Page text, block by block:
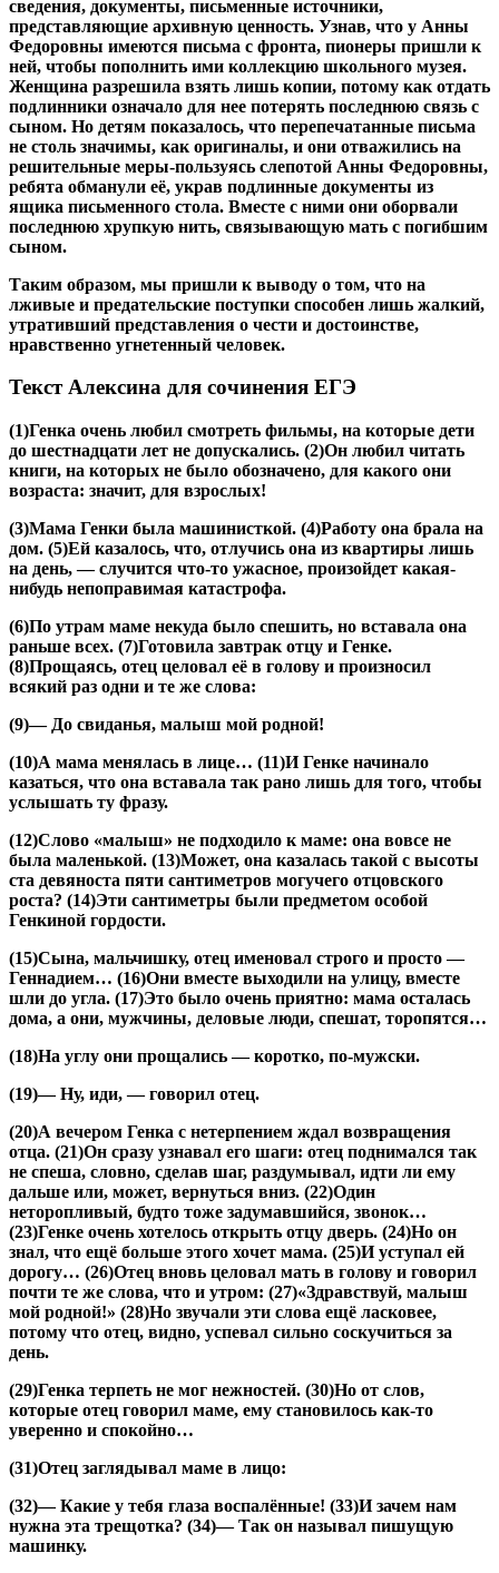
сведения, документы, письменные источники,
представляющие архивную ценность. Узнав, что у Анны
Федоровны имеются письма с фронта, пионеры пришли к
ней, чтобы пополнить ими коллекцию школьного музея.
Женщина разрешила взять лишь копии, потому как отдать
подлинники означало для нее потерять последнюю связь с
сыном. Но детям показалось, что перепечатанные письма
не столь значимы, как оригиналы, и они отважились на
решительные меры-пользуясь слепотой Анны Федоровны,
ребята обманули её, украв подлинные документы из
ящика письменного стола. Вместе с ними они оборвали
последнюю хрупкую нить, связывающую мать с погибшим
сыном.
Таким образом, мы пришли к выводу о том, что на
лживые и предательские поступки способен лишь жалкий,
утративший представления о чести и достоинстве,
нравственно угнетенный человек.
Текст Алексина для сочинения ЕГЭ
(1)Генка очень любил смотреть фильмы, на которые дети
до шестнадцати лет не допускались. (2)Он любил читать
книги, на которых не было обозначено, для какого они
возраста: значит, для взрослых!
(3)Мама Генки была машинисткой. (4)Работу она брала на
дом. (5)Ей казалось, что, отлучись она из квартиры лишь
на день, — случится что-то ужасное, произойдет какая-
нибудь непоправимая катастрофа.
(6)По утрам маме некуда было спешить, но вставала она
раньше всех. (7)Готовила завтрак отцу и Генке.
(8)Прощаясь, отец целовал её в голову и произносил
всякий раз одни и те же слова:
(9)— До свиданья, малыш мой родной!
(10)А мама менялась в лице… (11)И Генке начинало
казаться, что она вставала так рано лишь для того, чтобы
услышать ту фразу.
(12)Слово «малыш» не подходило к маме: она вовсе не
была маленькой. (13)Может, она казалась такой с высоты
ста девяноста пяти сантиметров могучего отцовского
роста? (14)Эти сантиметры были предметом особой
Генкиной гордости.
(15)Сына, мальчишку, отец именовал строго и просто —
Геннадием… (16)Они вместе выходили на улицу, вместе
шли до угла. (17)Это было очень приятно: мама осталась
дома, а они, мужчины, деловые люди, спешат, торопятся…
(18)На углу они прощались — коротко, по-мужски.
(19)— Ну, иди, — говорил отец.
(20)А вечером Генка с нетерпением ждал возвращения
отца. (21)Он сразу узнавал его шаги: отец поднимался так
не спеша, словно, сделав шаг, раздумывал, идти ли ему
дальше или, может, вернуться вниз. (22)Один
неторопливый, будто тоже задумавшийся, звонок…
(23)Генке очень хотелось открыть отцу дверь. (24)Но он
знал, что ещё больше этого хочет мама. (25)И уступал ей
дорогу… (26)Отец вновь целовал мать в голову и говорил
почти те же слова, что и утром: (27)«Здравствуй, малыш
мой родной!» (28)Но звучали эти слова ещё ласковее,
потому что отец, видно, успевал сильно соскучиться за
день.
(29)Генка терпеть не мог нежностей. (30)Но от слов,
которые отец говорил маме, ему становилось как-то
уверенно и спокойно…
(31)Отец заглядывал маме в лицо:
(32)— Какие у тебя глаза воспалённые! (33)И зачем нам
нужна эта трещотка? (34)— Так он называл пишущую
машинку.